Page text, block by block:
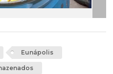
Eunápolis